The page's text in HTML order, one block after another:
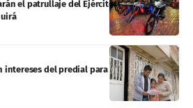
el patrullaje del Ejército en zonas
intereses del predial para propietarios de